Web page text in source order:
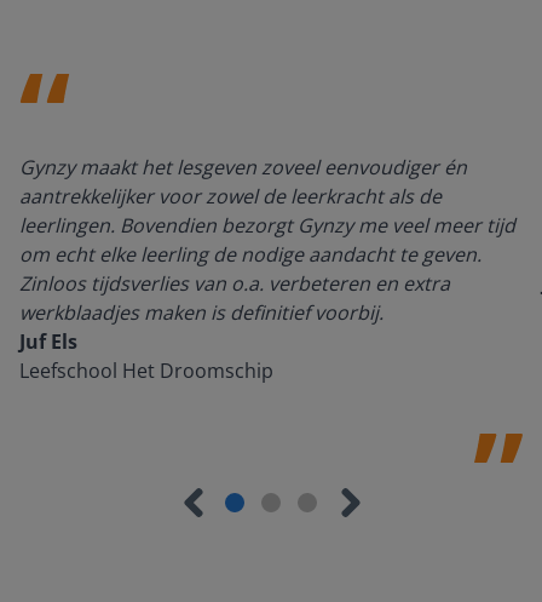
Gynzy maakt het lesgeven zoveel eenvoudiger én
aantrekkelijker voor zowel de leerkracht als de
leerlingen. Bovendien bezorgt Gynzy me veel meer tijd
om echt elke leerling de nodige aandacht te geven.
Zinloos tijdsverlies van o.a. verbeteren en extra
werkblaadjes maken is definitief voorbij.
Juf Els
Leefschool Het Droomschip